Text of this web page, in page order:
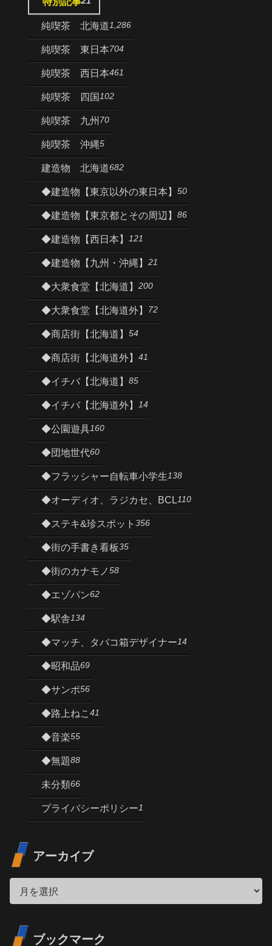
純喫茶 北海道1,286
純喫茶 東日本704
純喫茶 西日本461
純喫茶 四国 102
純喫茶 九州 70
純喫茶 沖縄5
建造物 北海道682
◆建造物【東京以外の東日本】 50
◆建造物【東京都とその周辺】 86
◆建造物【西日本】 121
◆建造物【九州・沖縄】 21
◆大衆食堂【北海道】 200
◆大衆食堂【北海道外】 72
◆商店街【北海道】 54
◆商店街【北海道外】 41
◆イチバ【北海道】 85
◆イチバ【北海道外】 14
◆公園遊具160
◆団地世代60
◆フラッシャー自転車小学生138
◆オーディオ、ラジカセ、BCL110
◆ステキ&珍スポット 356
◆街の手書き看板35
◆街のカナモノ58
◆エゾパン62
◆駅舎134
◆マッチ、タバコ箱デザイナー14
◆昭和品69
◆サンポ56
◆路上ねこ 41
◆音楽55
◆無題88
未分類66
プライバシーポリシー1
アーカイブ
ブックマーク